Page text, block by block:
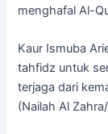
menghafal Al-
Kaur Ismuba
tahfidz untuk
terjaga dari
(Nailah Al